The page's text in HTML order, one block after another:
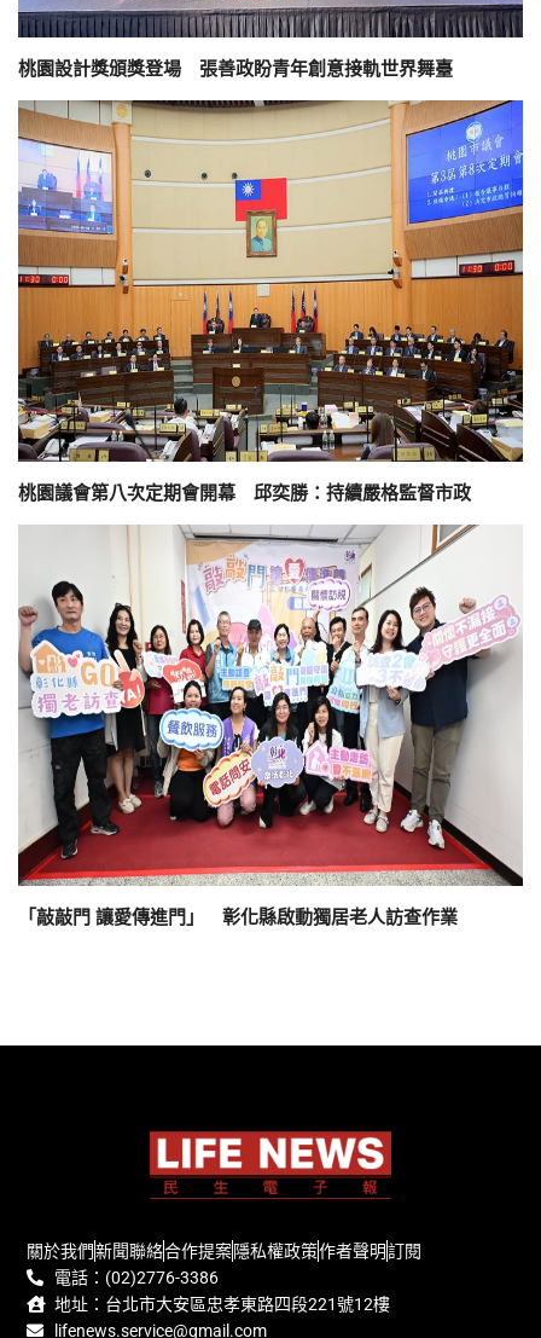
桃園設計獎頒獎登場 張善政盼青年創意接軌世界舞臺
桃園議會第八次定期會開幕 邱奕勝：持續嚴格監督市政
「敲敲門 讓愛傳進門」 彰化縣啟動獨居老人訪查作業
關於我們新聞聯絡合作提案隱私權政策作者聲明訂閱
電話：(02)2776-3386
地址：台北市大安區忠孝東路四段221號12樓
lifenews.service@gmail.com